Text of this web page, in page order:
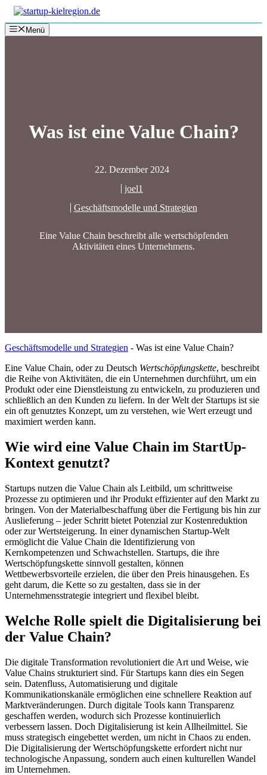
Zum
Inhalt
springenMenü
Was ist eine Value Chain?
22. Dezember 2024
joel1
Geschäftsmodelle und Strategien
Eine Value Chain beschreibt alle wertschöpfenden
Aktivitäten eines Unternehmens.
Geschäftsmodelle und Strategien - Was ist eine Value Chain?
Eine Value Chain, oder zu Deutsch Wertschöpfungskette, beschreibt
die Reihe von Aktivitäten, die ein Unternehmen durchführt, um ein
Produkt oder eine Dienstleistung zu entwickeln, zu produzieren und
schließlich an den Kunden zu liefern. In der Welt der Startups ist sie
ein oft genutztes Konzept, um zu verstehen, wie Wert erzeugt und
maximiert werden kann.
Wie wird eine Value Chain im StartUp-
Kontext genutzt?
Startups nutzen die Value Chain als Leitbild, um schrittweise
Prozesse zu optimieren und ihr Produkt effizienter auf den Markt zu
bringen. Von der Materialbeschaffung über die Fertigung bis hin zur
Auslieferung – jeder Schritt bietet Potenzial zur Kostenreduktion
oder zur Wertsteigerung. In einer dynamischen Startup-Welt
ermöglicht die Value Chain die Identifizierung von
Kernkompetenzen und Schwachstellen. Startups, die ihre
Wertschöpfungskette sinnvoll gestalten, können
Wettbewerbsvorteile erzielen, die über den Preis hinausgehen. Es
geht darum, die Kette so zu gestalten, dass sie in der
Unternehmensstrategie integriert und flexibel bleibt.
Welche Rolle spielt die Digitalisierung bei
der Value Chain?
Die digitale Transformation revolutioniert die Art und Weise, wie
Value Chains strukturiert sind. Für Startups kann dies ein Segen
sein. Datenfluss, Automatisierung und digitale
Kommunikationskanäle ermöglichen eine schnellere Reaktion auf
Marktveränderungen. Durch digitale Tools kann Transparenz
geschaffen werden, wodurch sich Prozesse kontinuierlich
verbessern lassen. Doch Digitalisierung ist kein Allheilmittel. Sie
muss strategisch eingebettet werden, um nicht in Chaos zu enden.
Die Digitalisierung der Wertschöpfungskette erfordert nicht nur
technologische Anpassung, sondern auch einen kulturellen Wandel
im Unternehmen.